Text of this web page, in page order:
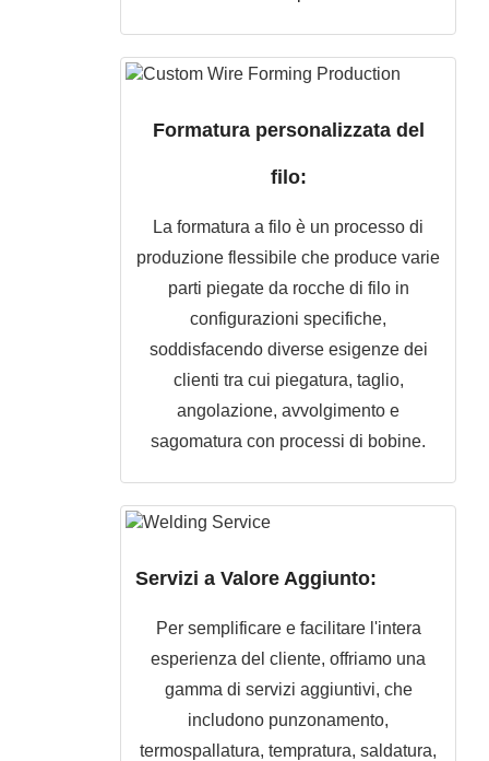
Formatura personalizzata del
filo:
La formatura a filo è un processo di
produzione flessibile che produce varie
parti piegate da rocche di filo in
configurazioni specifiche,
soddisfacendo diverse esigenze dei
clienti tra cui piegatura, taglio,
angolazione, avvolgimento e
sagomatura con processi di bobine.
Servizi a Valore Aggiunto:
Per semplificare e facilitare l'intera
esperienza del cliente, offriamo una
gamma di servizi aggiuntivi, che
includono punzonamento,
termospallatura, tempratura, saldatura,